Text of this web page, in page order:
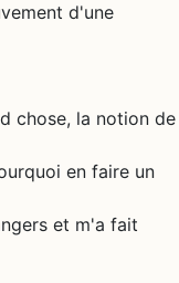
d'une
chose, la notion de
en faire un
et m'a fait